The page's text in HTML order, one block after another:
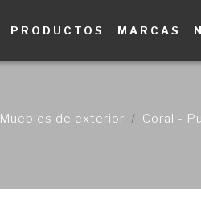
PRODUCTOS MARCAS
Muebles de exterior Coral -